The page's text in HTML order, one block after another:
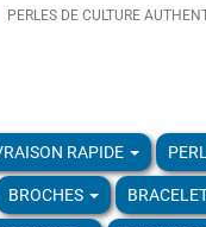
PERLES DE CULTURE
RAPIDE
BROCHES